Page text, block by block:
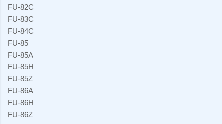
FU-82C
FU-83C
FU-84C
FU-85
FU-85A
FU-85H
FU-85Z
FU-86A
FU-86H
FU-86Z